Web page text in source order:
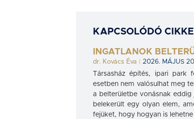
KAPCSOLÓDÓ
INGATLANOK
dr. Kovács Éva
2026. MÁJUS
Társasház építés, ipari
esetben nem valósulhat meg
a belterületbe vonásnak
belekerült egy olyan elem,
fejüket, hogy hogyan is